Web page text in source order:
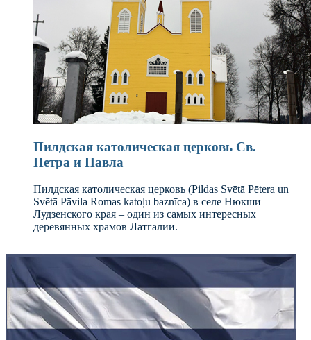
Пилдская католическая церковь Св.
Петра и Павла
Пилдская католическая церковь (Pildas Svētā Pētera un
Svētā Pāvila Romas katoļu baznīca) в селе Нюкши
Лудзенского края – один из самых интересных
деревянных храмов Латгалии.